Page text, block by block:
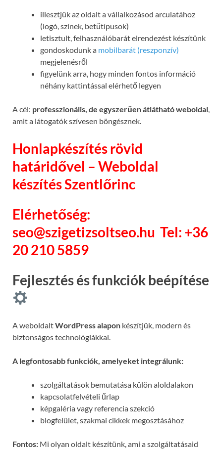
illesztjük az oldalt a vállalkozásod arculatához
(logó, színek, betűtípusok)
letisztult, felhasználóbarát elrendezést készítünk
gondoskodunk a mobilbarát (reszponzív)
megjelenésről
figyelünk arra, hogy minden fontos információ
néhány kattintással elérhető legyen
A cél: professzionális, de egyszerűen átlátható weboldal,
amit a látogatók szívesen böngésznek.
Honlapkészítés rövid
határidővel – Weboldal
készítés Szentlőrinc
Elérhetőség:
seo@szigetizsoltseo.hu Tel: +36
20 210 5859
Fejlesztés és funkciók beépítése
A weboldaltWordPress alapon készítjük, modern és
biztonságos technológiákkal.
A legfontosabb funkciók, amelyeket integrálunk:
szolgáltatások bemutatása külön aloldalakon
kapcsolatfelvételi űrlap
képgaléria vagy referencia szekció
blogfelület, szakmai cikkek megosztásához
Fontos: Mi olyan oldalt készítünk, ami a szolgáltatásaid